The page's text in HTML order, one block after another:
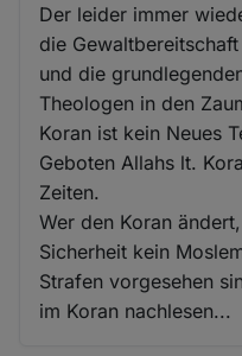
Der leider immer
die
und die
Theologen in den
Koran ist kein Neues
Geboten Allahs lt.
Zeiten.
Wer den Koran
Sicherheit kein
Strafen vorgesehen
im Koran nachlesen...